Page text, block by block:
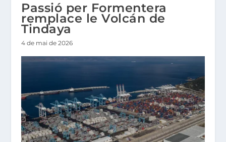
Passió per Formentera
remplace le Volcán de
Tindaya
4 de mai de 2026